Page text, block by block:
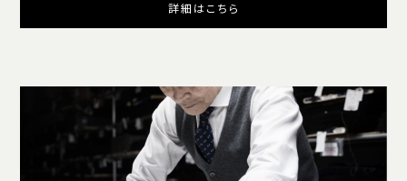
詳細はこちら